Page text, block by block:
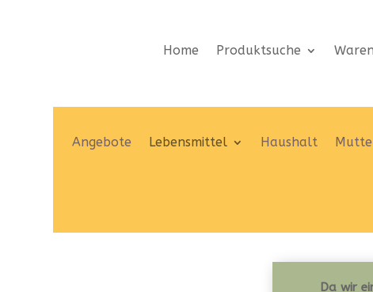
Home Produktsuche
Angebote Lebensmittel Haushalt
Da wir